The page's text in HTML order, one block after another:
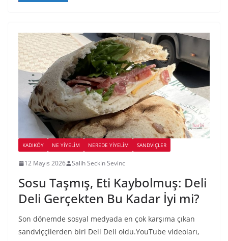
KADIKÖY NE YİYELİM NEREDE YİYELİM SANDVIÇLER
12 Mayıs 2026 Salih Seckin Sevinc
Sosu Taşmış, Eti Kaybolmuş: Deli
Deli Gerçekten Bu Kadar İyi mi?
Son dönemde sosyal medyada en çok karşıma çıkan
sandviççilerden biri Deli Deli oldu.YouTube videoları,